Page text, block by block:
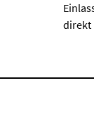
direkt